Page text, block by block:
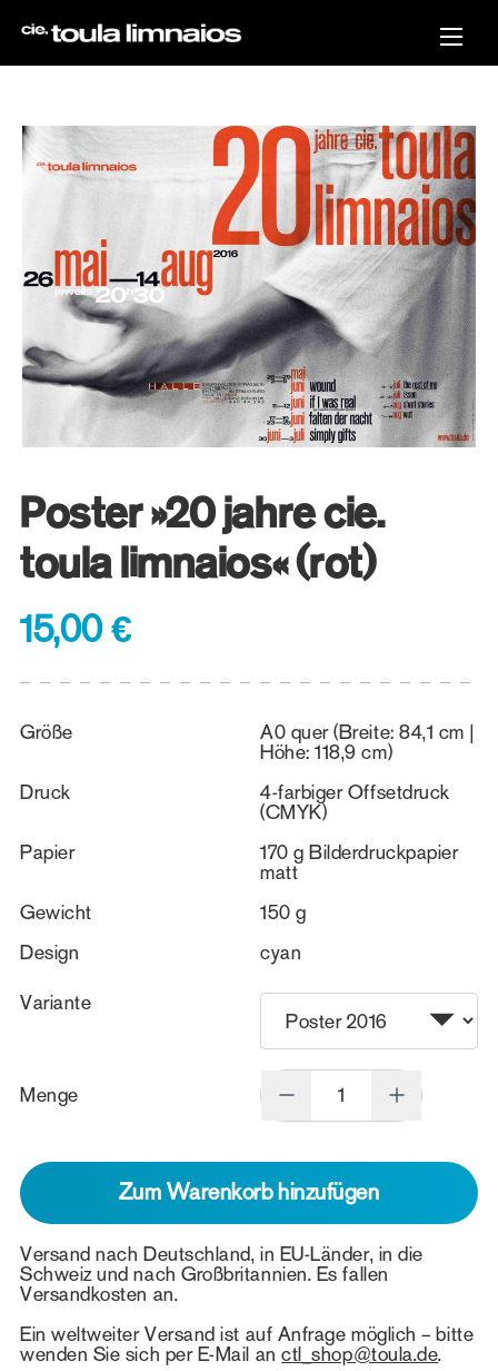
Inhalt
Poster »20 jahre cie.
toula limnaios« (rot)
15,00 €
Größe
A0 quer (Breite: 84,1 cm |
Höhe: 118,9 cm)
Druck
4-farbiger Offsetdruck
(CMYK)
Papier
170 g Bilderdruckpapier
matt
Gewicht
150 g
Design
cyan
Variante
Menge
Zum Warenkorb hinzufügen
Versand nach Deutschland, in EU-Länder, in die
Schweiz und nach Großbritannien. Es fallen
Versandkosten an.
Ein weltweiter Versand ist auf Anfrage möglich – bitte
wenden Sie sich per E-Mail anctl_shop@toula.de.